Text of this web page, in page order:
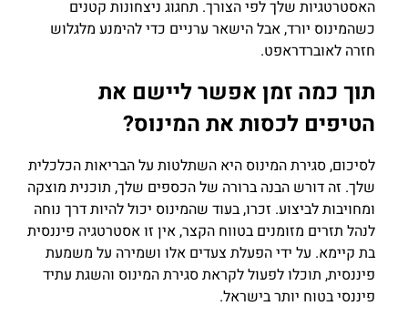
האסטרטגיות שלך לפי הצורך. תחגוג ניצחונות קטנים
כשהמינוס יורד, אבל הישאר ערניים כדי להימנע מלגלוש
חזרה לאוברדראפט.
תוך כמה זמן אפשר ליישם את
הטיפים לכסות את המינוס?
לסיכום, סגירת המינוס היא השתלטות על הבריאות הכלכלית
שלך. זה דורש הבנה ברורה של הכספים שלך, תוכנית מוצקה
ומחויבות לביצוע. זכרו, בעוד שהמינוס יכול להיות דרך נוחה
לנהל תזרים מזומנים בטווח הקצר, אין זו אסטרטגיה פיננסית
בת קיימא. על ידי הפעלת צעדים אלו ושמירה על משמעת
פיננסית, תוכלו לפעול לקראת סגירת המינוס והשגת עתיד
פיננסי בטוח יותר בישראל.